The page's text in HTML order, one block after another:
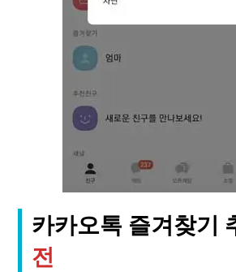
카카오톡 즐겨찾기
전